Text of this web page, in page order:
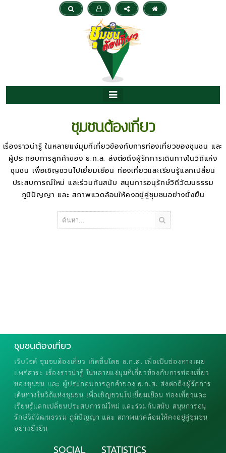
ชุมชนต้องเที่ยว
เรื่องราวน่ารู้ ในหลายแง่มุมที่เกี่ยวข้องกับการท่องเที่ยวของชุมชน และ
ผู้ประกอบการลูกค้าของ ธ.ก.ส. ส่งต่อถึงผู้รักการเดินทางในวิถีแห่ง
ชุมชน เพื่อเชิญชวนไปเยี่ยมเยือน ท่องเที่ยวและเรียนรู้แลกเปลี่ยน
ประสบการณ์ใหม่ และร่วมกันสนับ สนุนการอนุรักษ์วิถีวัฒนธรรม
ภูมิปัญญา และ สภาพแวดล้อมให้คงอยู่คู่ชุมชนอย่างยั่งยืน
ชุมชนต้องเที่ยว
เว็บไซต์ ชุมชนต้องเที่ยว เกิดขึ้นโดย ธ.ก.ส. เพื่อเป็นช่องทางเผย
แพร่สาระ เรื่องราวน่ารู้ ในหลายแง่มุมที่เกี่ยวข้องกับการท่องเที่ยว
ของชุมชน และ ผู้ประกอบการลูกค้าของ ธ.ก.ส. ส่งต่อถึงผู้รักการ
เดินทางในวิถีแห่งชุมชน เพื่อเชิญชวนไปเยี่ยมเยือน ท่องเที่ยวและ
เรียนรู้แลกเปลี่ยนประสบการณ์ใหม่ และร่วมกันสนับ สนุนการอนุ
รักษ์วิถีวัฒนธรรม ภูมิปัญญา และ สภาพแวดล้อมให้คงอยู่คู่ชุมชน
อย่างยั่งยืน
SOCIAL STATISTICS